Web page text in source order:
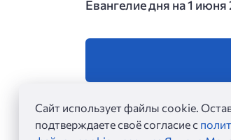
Евангелие дня на 1
Сайт использует файлы cookie.
подтверждаете своё согласие с